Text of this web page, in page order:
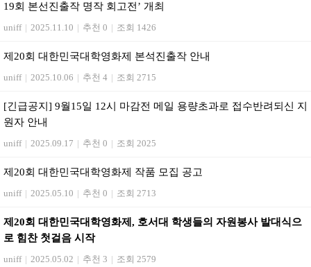
19회 본선진출작 명작 회고전’ 개최
uniff | 2025.11.10 | 추천 0 | 조회 1426
제20회 대한민국대학영화제 본석진출작 안내
uniff | 2025.10.06 | 추천 4 | 조회 2715
[긴급공지] 9월15일 12시 마감전 메일 용량초과로 접수반려되신 지
원자 안내
uniff | 2025.09.17 | 추천 0 | 조회 2025
제20회 대한민국대학영화제 작품 모집 공고
uniff | 2025.05.10 | 추천 0 | 조회 2713
제20회 대한민국대학영화제, 호서대 학생들의 자원봉사 발대식으
로 힘찬 첫걸음 시작
uniff | 2025.05.02 | 추천 3 | 조회 2579